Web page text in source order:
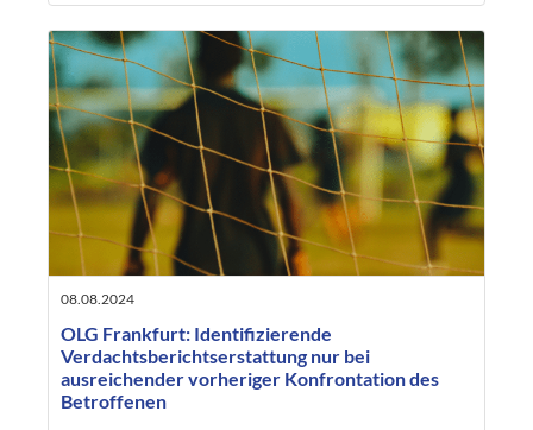
08.08.2024
OLG Frankfurt: Identifizierende
Verdachtsberichtserstattung nur bei
ausreichender vorheriger Konfrontation des
Betroffenen